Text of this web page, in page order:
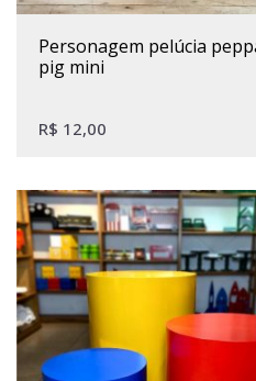
personagem pelúcia peppa
pig mini
R$ 12,00